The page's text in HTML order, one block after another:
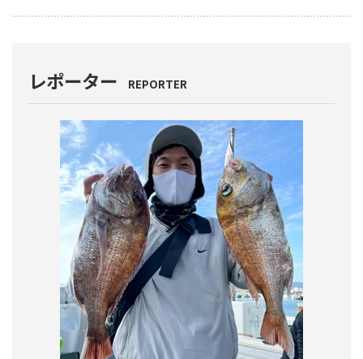
レポーター REPORTER